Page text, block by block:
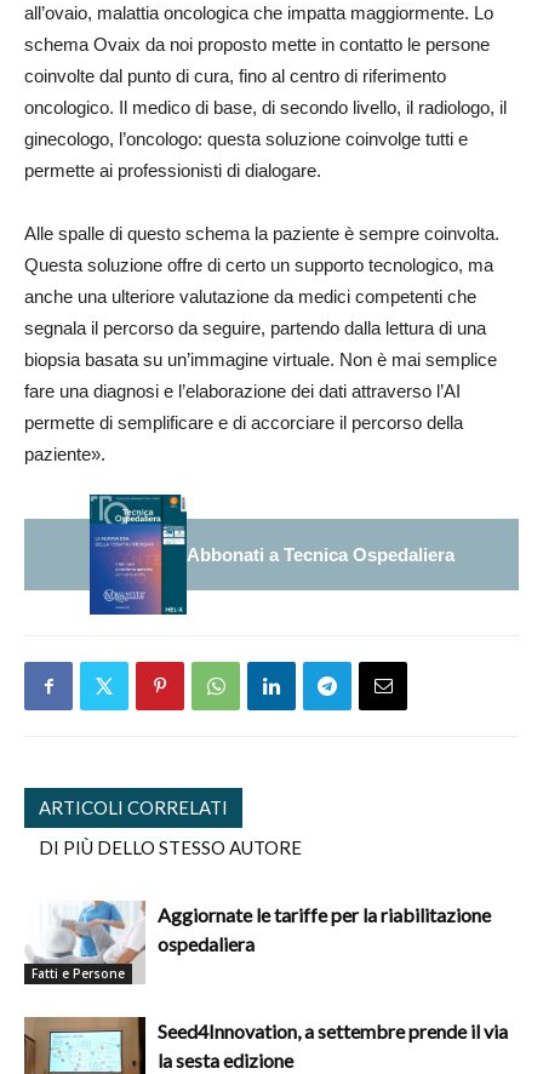
all’ovaio, malattia oncologica che impatta maggiormente. Lo
schema Ovaix da noi proposto mette in contatto le persone
coinvolte dal punto di cura, fino al centro di riferimento
oncologico. Il medico di base, di secondo livello, il radiologo, il
ginecologo, l’oncologo: questa soluzione coinvolge tutti e
permette ai professionisti di dialogare.
Alle spalle di questo schema la paziente è sempre coinvolta.
Questa soluzione offre di certo un supporto tecnologico, ma
anche una ulteriore valutazione da medici competenti che
segnala il percorso da seguire, partendo dalla lettura di una
biopsia basata su un’immagine virtuale. Non è mai semplice
fare una diagnosi e l’elaborazione dei dati attraverso l’AI
permette di semplificare e di accorciare il percorso della
paziente».
Abbonati a Tecnica Ospedaliera
ARTICOLI CORRELATI
DI PIÙ DELLO STESSO AUTORE
Fatti e Persone
Aggiornate le tariffe per la riabilitazione
ospedaliera
Seed4Innovation, a settembre prende il via
la sesta edizione